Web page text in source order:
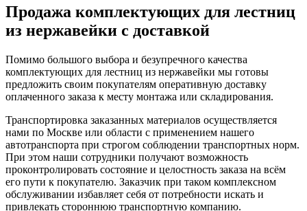
Продажа комплектующих для лестниц
из нержавейки с доставкой
Помимо большого выбора и безупречного качества
комплектующих для лестниц из нержавейки мы готовы
предложить своим покупателям оперативную доставку
оплаченного заказа к месту монтажа или складирования.
Транспортировка заказанных материалов осуществляется
нами по Москве или области с применением нашего
автотранспорта при строгом соблюдении транспортных норм.
При этом наши сотрудники получают возможность
проконтролировать состояние и целостность заказа на всём
его пути к покупателю. Заказчик при таком комплексном
обслуживании избавляет себя от потребности искать и
привлекать стороннюю транспортную компанию.